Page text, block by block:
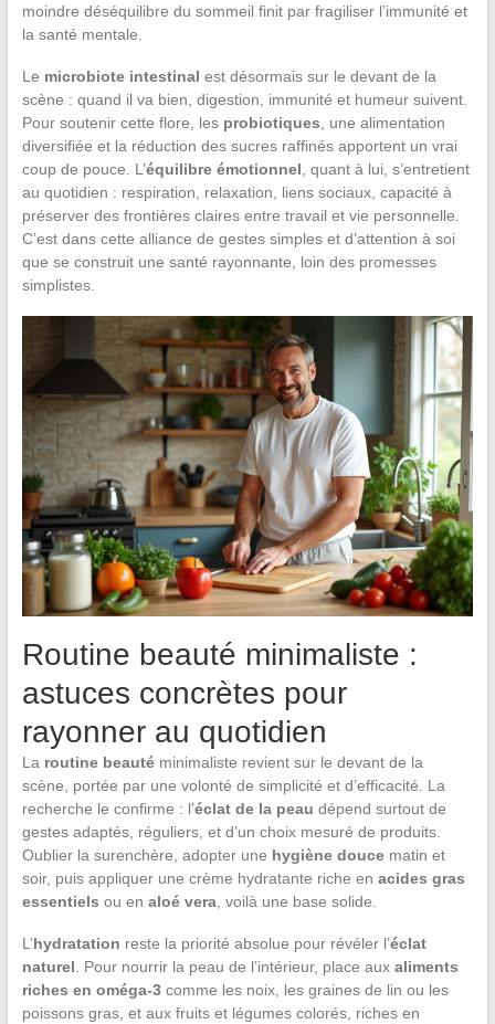
moindre déséquilibre du sommeil finit par fragiliser l’immunité et
la santé mentale.
Le microbiote intestinal est désormais sur le devant de la
scène : quand il va bien, digestion, immunité et humeur suivent.
Pour soutenir cette flore, les probiotiques , une alimentation
diversifiée et la réduction des sucres raffinés apportent un vrai
coup de pouce. L’équilibre émotionnel , quant à lui, s’entretient
au quotidien : respiration, relaxation, liens sociaux, capacité à
préserver des frontières claires entre travail et vie personnelle.
C’est dans cette alliance de gestes simples et d’attention à soi
que se construit une santé rayonnante, loin des promesses
simplistes.
Routine beauté minimaliste :
astuces concrètes pour
rayonner au quotidien
La routine beautéminimaliste revient sur le devant de la
scène, portée par une volonté de simplicité et d’efficacité. La
recherche le confirme : l’éclat de la peau dépend surtout de
gestes adaptés, réguliers, et d’un choix mesuré de produits.
Oublier la surenchère, adopter une hygiène doucematin et
soir, puis appliquer une crème hydratante riche en acides gras
essentiels ou en aloé vera, voilà une base solide.
L’hydratation reste la priorité absolue pour révéler l’éclat
naturel . Pour nourrir la peau de l’intérieur, place aux aliments
riches en oméga-3comme les noix, les graines de lin ou les
poissons gras, et aux fruits et légumes colorés, riches en